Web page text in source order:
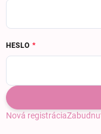
HESLO
Nová registrácia